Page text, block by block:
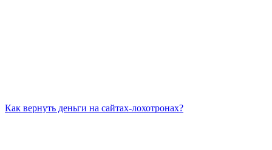
Как вернуть деньги на сайтах-лохотронах?